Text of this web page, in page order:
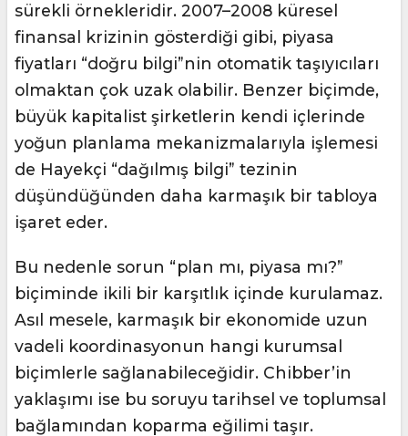
sürekli örnekleridir. 2007–2008 küresel
finansal krizinin gösterdiği gibi, piyasa
fiyatları “doğru bilgi”nin otomatik taşıyıcıları
olmaktan çok uzak olabilir. Benzer biçimde,
büyük kapitalist şirketlerin kendi içlerinde
yoğun planlama mekanizmalarıyla işlemesi
de Hayekçi “dağılmış bilgi” tezinin
düşündüğünden daha karmaşık bir tabloya
işaret eder.
Bu nedenle sorun “plan mı, piyasa mı?”
biçiminde ikili bir karşıtlık içinde kurulamaz.
Asıl mesele, karmaşık bir ekonomide uzun
vadeli koordinasyonun hangi kurumsal
biçimlerle sağlanabileceğidir. Chibber’in
yaklaşımı ise bu soruyu tarihsel ve toplumsal
bağlamından koparma eğilimi taşır.